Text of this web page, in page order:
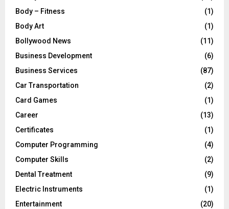
Body – Fitness
(1)
Body Art
(1)
Bollywood News
(11)
Business Development
(6)
Business Services
(87)
Car Transportation
(2)
Card Games
(1)
Career
(13)
Certificates
(1)
Computer Programming
(4)
Computer Skills
(2)
Dental Treatment
(9)
Electric Instruments
(1)
Entertainment
(20)